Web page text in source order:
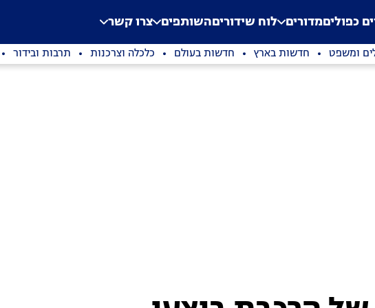
Application error: a
. כפוליםמדורים לוח שידוריםהשותפים צרו קשר
ומשפט חדשות בארץ חדשות בעולם כלכלה וצרכנות תרבות ובידור